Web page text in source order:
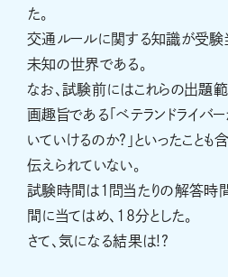
た。
交通ルールに関する知識が受験
未知の世界である。
なお、試験前にはこれらの出題範
画趣旨である「ベテランドライ
いていけるのか?」といったこと
伝えられていない。
試験時間は1問当たりの解答時
間に当てはめ、18分とした。
さて、気になる結果は!?